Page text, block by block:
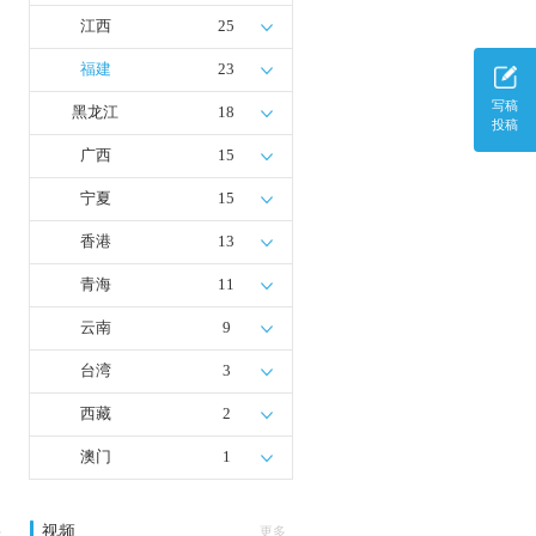
写稿
投稿
江西 25
福建 23
黑龙江 18
广西 15
宁夏 15
香港 13
青海 11
云南 9
台湾 3
西藏 2
澳门 1
视频 更多